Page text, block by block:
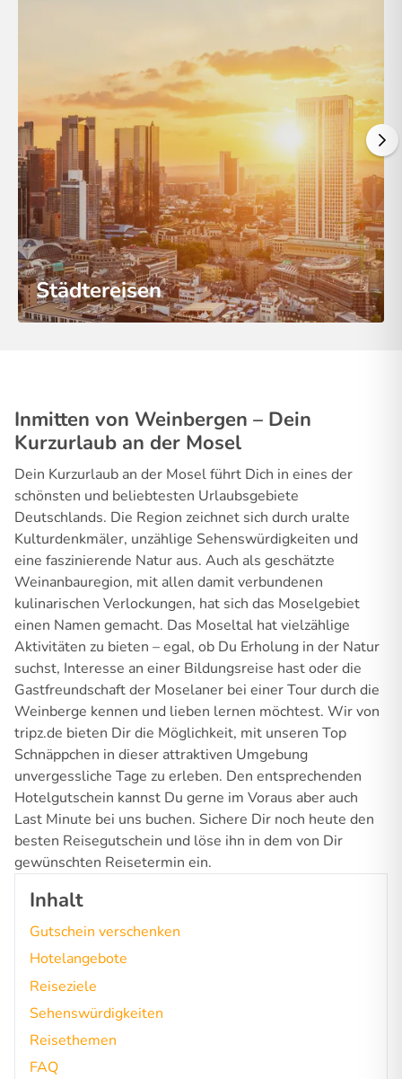
Städtereisen
Inmitten von Weinbergen – Dein
Kurzurlaub an der Mosel
Dein Kurzurlaub an der Mosel führt Dich in eines der
schönsten und beliebtesten Urlaubsgebiete
Deutschlands. Die Region zeichnet sich durch uralte
Kulturdenkmäler, unzählige Sehenswürdigkeiten und
eine faszinierende Natur aus. Auch als geschätzte
Weinanbauregion, mit allen damit verbundenen
kulinarischen Verlockungen, hat sich das Moselgebiet
einen Namen gemacht. Das Moseltal hat vielzählige
Aktivitäten zu bieten – egal, ob Du Erholung in der Natur
suchst, Interesse an einer Bildungsreise hast oder die
Gastfreundschaft der Moselaner bei einer Tour durch die
Weinberge kennen und lieben lernen möchtest. Wir von
tripz.de bieten Dir die Möglichkeit, mit unseren Top
Schnäppchen in dieser attraktiven Umgebung
unvergessliche Tage zu erleben. Den entsprechenden
Hotelgutschein kannst Du gerne im Voraus aber auch
Last Minute bei uns buchen. Sichere Dir noch heute den
besten Reisegutschein und löse ihn in dem von Dir
gewünschten Reisetermin ein.
Inhalt
Gutschein verschenken
Hotelangebote
Reiseziele
Sehenswürdigkeiten
Reisethemen
FAQ